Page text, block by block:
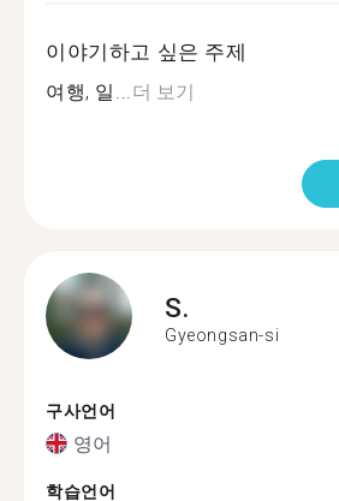
이야기하고 싶은 주제
여행, 일...더 보기
S.
Gyeongsan-si
구사언어
영어
학습언어